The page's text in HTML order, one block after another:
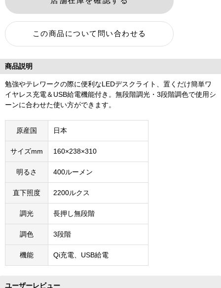
商品説明
勉強やテレワークの際に便利なLEDデスクライト、置くだけ簡単ワ
イヤレス充電＆USB給電機能付き。無段階調光・3段階調色で使用シ
ーンに合わせた使い方ができます。
原産国 日本
サイズmm 160×238×310
明るさ 400ルーメン
直下照度 2200ルクス
調光 長押し無段階
調色 3段階
機能 Qi充電、USB給電
ユーザーレビュー